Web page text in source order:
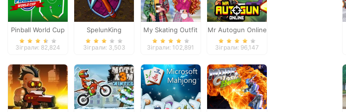
Pinball World Cup
Зіграли: 82,824
SpelunKing
Зіграли: 3,503
My Skating Outfit
Зіграли: 102,891
Mr Autogun Online
Зіграли: 96,147